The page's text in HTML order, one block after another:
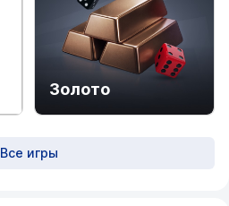
Золото
Все игры